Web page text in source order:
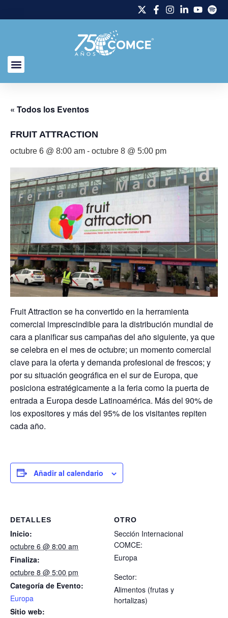
« Todos los Eventos
FRUIT ATTRACTION
octubre 6 @ 8:00 am - octubre 8 @ 5:00 pm
Fruit Attraction se ha convertido en la herramienta
comercial imprescindible para la distribución mundial de
cara a planificar sus campañas del año siguiente, ya que
se celebra en el mes de octubre; un momento comercial
clave para la oferta y demanda profesional de frescos; y
por su situación geográfica en el sur de Europa, que
posiciona estratégicamente a la feria como la puerta de
entrada a Europa desde Latinoamérica. Más del 90% de
los expositores y más del 95% de los visitantes repiten
cada año.
Añadir al calendario
DETALLES
Inicio:
octubre 6 @ 8:00 am
Finaliza:
octubre 8 @ 5:00 pm
Categoría de Evento:
Europa
Sitio web:
OTRO
Sección Internacional
COMCE:
Europa
Sector:
Alimentos (frutas y
hortalizas)